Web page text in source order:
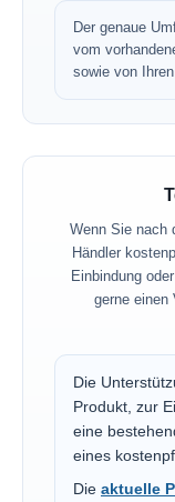
Der genaue
vom
sowie von
Wenn Sie nach
Händler
Einbindung
gerne einen
Die
Produkt, zur
eine
eines
Die aktuelle